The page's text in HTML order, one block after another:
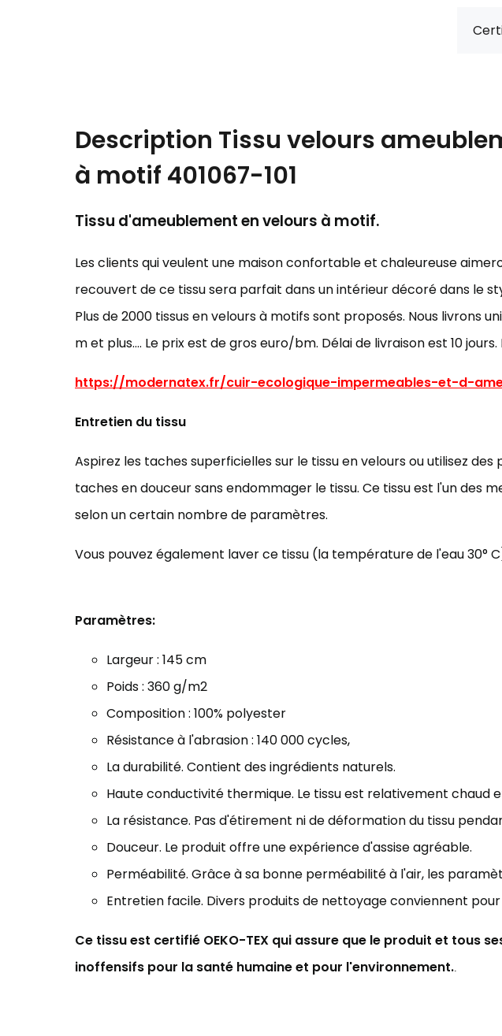
Description Tissu velours
à motif 401067-101
Tissu d'ameublement en velours à motif.
Les clients qui veulent une maison confortable et chaleureuse
recouvert de ce tissu sera parfait dans un intérieur décoré dans le
Plus de 2000 tissus en velours à motifs sont proposés. Nous livrons
m et plus…. Le prix est de gros euro/bm. Délai de livraison est 10
https://modernatex.fr/cuir-ecologique-impermeables-et-d-
Entretien du tissu
Aspirez les taches superficielles sur le tissu en velours ou utilisez
taches en douceur sans endommager le tissu. Ce tissu est l'un des
selon un certain nombre de paramètres.
Vous pouvez également laver ce tissu (la température de l'eau 30°
Paramètres:
Largeur : 145 cm
Poids : 360 g/m2
Composition : 100% polyester
Résistance à l'abrasion : 140000 cycles,
La durabilité. Contient des ingrédients naturels.
Haute conductivité thermique. Le tissu est relativement chaud
La résistance. Pas d'étirement ni de déformation du tissu
Douceur. Le produit offre une expérience d'assise agréable.
Perméabilité. Grâce à sa bonne perméabilité à l'air, les
Entretien facile. Divers produits de nettoyage conviennent
Ce tissu est certifié OEKO-TEX qui assure que le produit et tous
inoffensifs pour la santé humaine et pour l'environnement..